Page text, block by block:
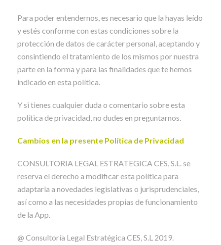
Para poder entendernos, es necesario que la hayas leído
y estés conforme con estas condiciones sobre la
protección de datos de carácter personal, aceptando y
consintiendo el tratamiento de los mismos por nuestra
parte en la forma y para las finalidades que te hemos
indicado en esta política.
Y si tienes cualquier duda o comentario sobre esta
política de privacidad, no dudes en preguntarnos.
Cambios en la presente Política de Privacidad
CONSULTORIA LEGAL ESTRATEGICA CES, S.L. se
reserva el derecho a modificar esta política para
adaptarla a novedades legislativas o jurisprudenciales,
así como a las necesidades propias de funcionamiento
de la App.
@ Consultoría Legal Estratégica CES, S.L 2019.